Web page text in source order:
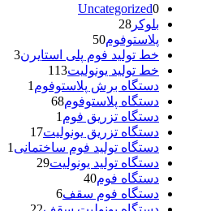
Uncategorized0
بلوکر 28
پلاستوفوم50
خط تولید فوم پلی استایرن3
خط تولید یونولیت113
دستگاه برش پلاستوفوم 1
دستگاه پلاستوفوم68
دستگاه تزریق فوم 1
دستگاه تزریق یونولیت17
دستگاه تولید فوم ساختمانی 1
دستگاه تولید یونولیت29
دستگاه فوم40
دستگاه فوم سقف6